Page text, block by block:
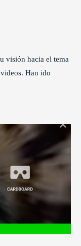
visión hacia el tema
Han ido